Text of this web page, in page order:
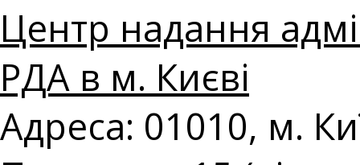
Центр надання
РДА в м. Києві
Адреса: 01010, м.